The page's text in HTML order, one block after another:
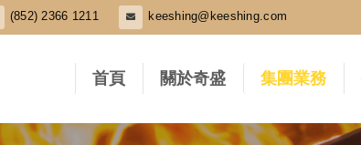
(852) 2366 1211 keeshing@keeshing.com
首頁 關於奇盛 集團業務